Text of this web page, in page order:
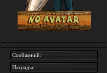
Сообщений:
Награды: